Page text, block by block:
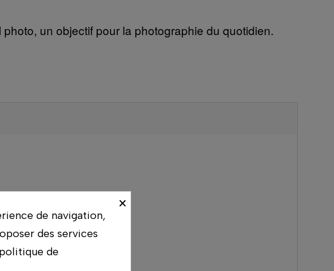
un objectif pour la photographie du quotidien.
×
de navigation,
des services
de